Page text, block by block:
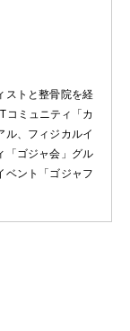
ストと整骨院を経
コミュニティ「カ
ル、フィジカルイ
「ゴジャ会」グル
ベント「ゴジャフ